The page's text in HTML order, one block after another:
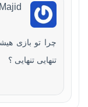
Majid
چرا تو بازی
تنهایی تنهایی ؟